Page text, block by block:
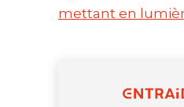
mettant en